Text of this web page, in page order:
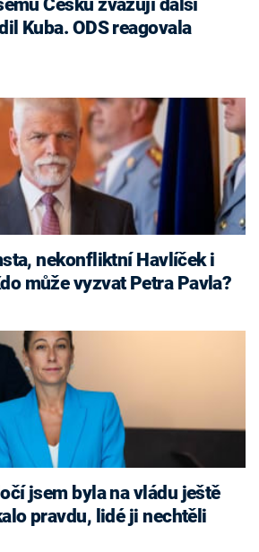
Kuba. ODS reagovala
může vyzvat Petra Pavla?
jsem byla na vládu ještě
pravdu, lidé ji nechtěli